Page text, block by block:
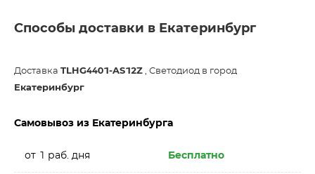
Способы доставки в Екатеринбург
Доставка TLHG4401-AS12Z , Светодиод в город
Екатеринбург
Самовывоз из Екатеринбурга
от 1 раб. дня Бесплатно